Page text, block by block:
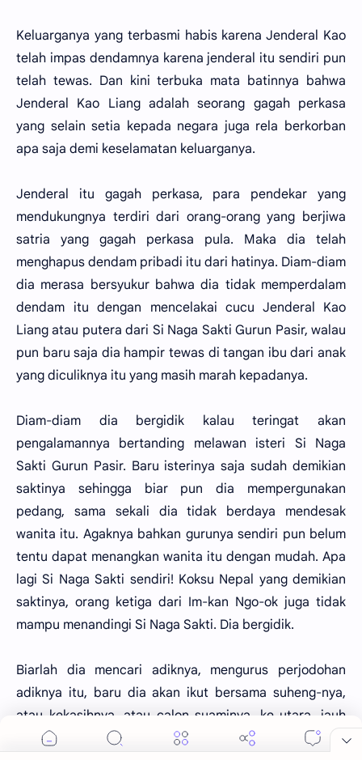
Keluarganya yang terbasmi habis karena Jenderal Kao
telah impas dendamnya karena jenderal itu sendiri pun
telah tewas. Dan kini terbuka mata batinnya bahwa
Jenderal Kao Liang adalah seorang gagah perkasa
yang selain setia kepada negara juga rela berkorban
apa saja demi keselamatan keluarganya.
Jenderal itu gagah perkasa, para pendekar yang
mendukungnya terdiri dari orang-orang yang berjiwa
satria yang gagah perkasa pula. Maka dia telah
menghapus dendam pribadi itu dari hatinya. Diam-diam
dia merasa bersyukur bahwa dia tidak memperdalam
dendam itu dengan mencelakai cucu Jenderal Kao
Liang atau putera dari Si Naga Sakti Gurun Pasir, walau
pun baru saja dia hampir tewas di tangan ibu dari anak
yang diculiknya itu yang masih marah kepadanya.
Diam-diam dia bergidik kalau teringat akan
pengalamannya bertanding melawan isteri Si Naga
Sakti Gurun Pasir. Baru isterinya saja sudah demikian
saktinya sehingga biar pun dia mempergunakan
pedang, sama sekali dia tidak berdaya mendesak
wanita itu. Agaknya bahkan gurunya sendiri pun belum
tentu dapat menangkan wanita itu dengan mudah. Apa
lagi Si Naga Sakti sendiri! Koksu Nepal yang demikian
saktinya, orang ketiga dari Im-kan Ngo-ok juga tidak
mampu menandingi Si Naga Sakti. Dia bergidik.
Biarlah dia mencari adiknya, mengurus perjodohan
adiknya itu, baru dia akan ikut bersama suheng-nya,
atau kekasihnya, atau calon suaminya, ke utara, jauh
sekali ke utara, ke tempat asal ibu dari suheng-nya